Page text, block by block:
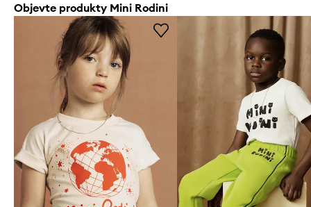
Objevte produkty Mini Rodini